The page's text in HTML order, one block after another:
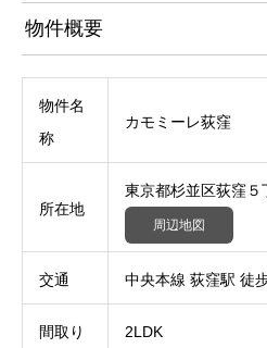
物件概要
物件名
称
カモミーレ荻窪
所在地
東京都杉並区荻窪
周辺地図
交通 中央本線 荻窪駅 徒
間取り 2LDK